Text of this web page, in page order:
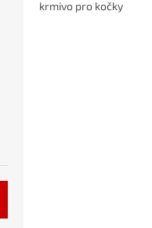
krmivo pro kočky